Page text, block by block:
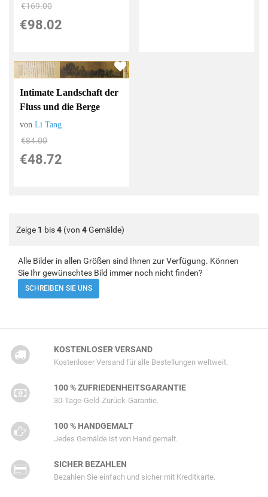
€169.00
€98.02
Intimate Landschaft der
Fluss und die Berge
vonLi Tang
€84.00
€48.72
Zeige 1 bis4 (von 4Gemälde)
Alle Bilder in allen Größen sind Ihnen zur Verfügung. Können
Sie Ihr gewünschtes Bild immer noch nicht finden?
SCHREIBEN SIE UNS
KOSTENLOSER VERSAND
Kostenloser Versand für alle Bestellungen weltweit.
100 % ZUFRIEDENHEITSGARANTIE
30-Tage-Geld-Zurück-Garantie.
100 % HANDGEMALT
Jedes Gemälde ist von Hand gemalt.
SICHER BEZAHLEN
Bezahlen Sie einfach und sicher mit Kreditkarte.